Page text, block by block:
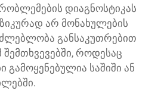
დიაგნოსტიკას
არ მონახულების
განსაკუთრებით
შემთხვევებში, როდესაც
გამოყენებულია საშიში ან